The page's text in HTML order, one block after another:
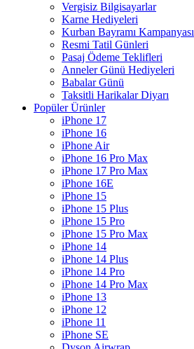
Vergisiz Bilgisayarlar
Karne Hediyeleri
Kurban Bayramı Kampanyası
Resmi Tatil Günleri
Pasaj Ödeme Teklifleri
Anneler Günü Hediyeleri
Babalar Günü
Taksitli Harikalar Diyarı
Popüler Ürünler
iPhone 17
iPhone 16
iPhone Air
iPhone 16 Pro Max
iPhone 17 Pro Max
iPhone 16E
iPhone 15
iPhone 15 Plus
iPhone 15 Pro
iPhone 15 Pro Max
iPhone 14
iPhone 14 Plus
iPhone 14 Pro
iPhone 14 Pro Max
iPhone 13
iPhone 12
iPhone 11
iPhone SE